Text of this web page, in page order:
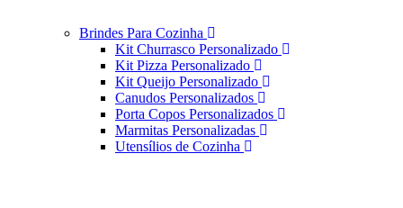
Brindes Para Cozinha
Kit Churrasco Personalizado
Kit Pizza Personalizado
Kit Queijo Personalizado
Canudos Personalizados
Porta Copos Personalizados
Marmitas Personalizadas
Utensílios de Cozinha